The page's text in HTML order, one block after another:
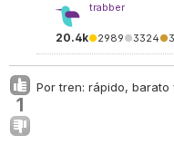
trabber
20.4k●2989●3324●
1
Por tren: rápido, barato